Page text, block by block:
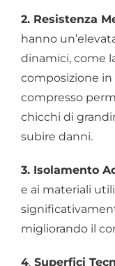
2. Resistenza
hanno
dinamici, come
composizione
compresso
chicchi di
subire danni.
3. Isolamento
e ai materiali
migliorando il
4. Superfici